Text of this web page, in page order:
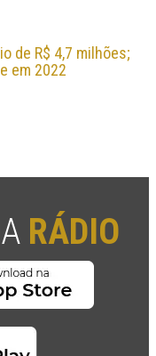
de R$ 4,7 milhões;
em 2022
RÁDIO